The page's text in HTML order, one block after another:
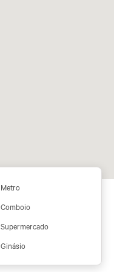
Metro
Comboio
Supermercado
Ginásio